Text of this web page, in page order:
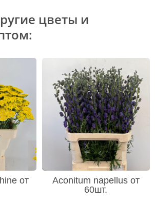
цветы и
от
Aconitum napellus от
60шт.